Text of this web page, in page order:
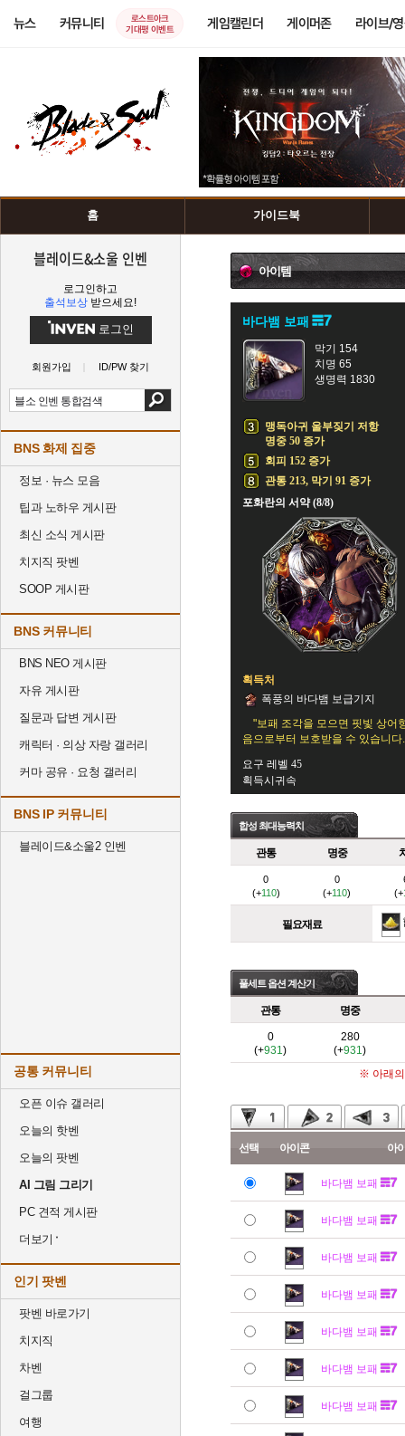
뉴스 커뮤니티
로스트아크
기대평 이벤트
게임캘린더 게이머존 라이브/
홈 가이드북
블레이드&소울 인벤
로그인하고
출석보상 받으세요!
로그인
회원가입 ID/PW 찾기
BNS 화제 집중
정보 · 뉴스 모음
팁과 노하우 게시판
최신 소식 게시판
치지직 팟벤
SOOP 게시판
BNS 커뮤니티
BNS NEO 게시판
자유 게시판
질문과 답변 게시판
캐릭터 · 의상 자랑 갤러리
커마 공유 · 요청 갤러리
BNS IP 커뮤니티
블레이드&소울2 인벤
공통 커뮤니티
오픈 이슈 갤러리
오늘의 핫벤
오늘의 팟벤
AI 그림 그리기
PC 견적 게시판
더보기
인기 팟벤
팟벤 바로가기
치지직
차벤
걸그룹
여행
아이템
바다뱀 보패
막기 154
치명 65
생명력 1830
맹독아귀 울부짖기 저항
명중 50 증가
회피 152 증가
관통 213, 막기 91 증가
포화란의 서약 (8/8)
획득처
폭풍의 바다뱀 보급기지
"보패 조각을 모으면 핏빛 상어
음으로부터 보호받을 수 있습니다
요구 레벨 45
획득시귀속
합성 최대능력치
관통 명중
0
(+110)
0
(+110)
(+
필요재료
풀세트 옵션 계산기
관통 명중
0
(+931)
280
(+931)
※ 아래의
선택 아이콘 아
바다뱀 보패
바다뱀 보패
바다뱀 보패
바다뱀 보패
바다뱀 보패
바다뱀 보패
바다뱀 보패